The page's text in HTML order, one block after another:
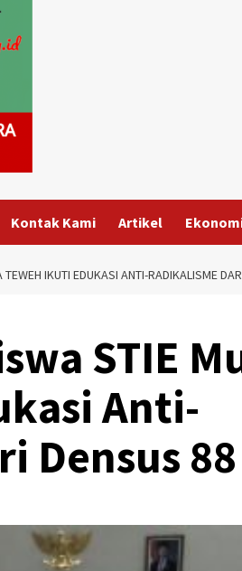
Kontak Kami Artikel
IKUTI EDUKASI ANTI-RADIKALISME
STIE
Anti-
Densus 88